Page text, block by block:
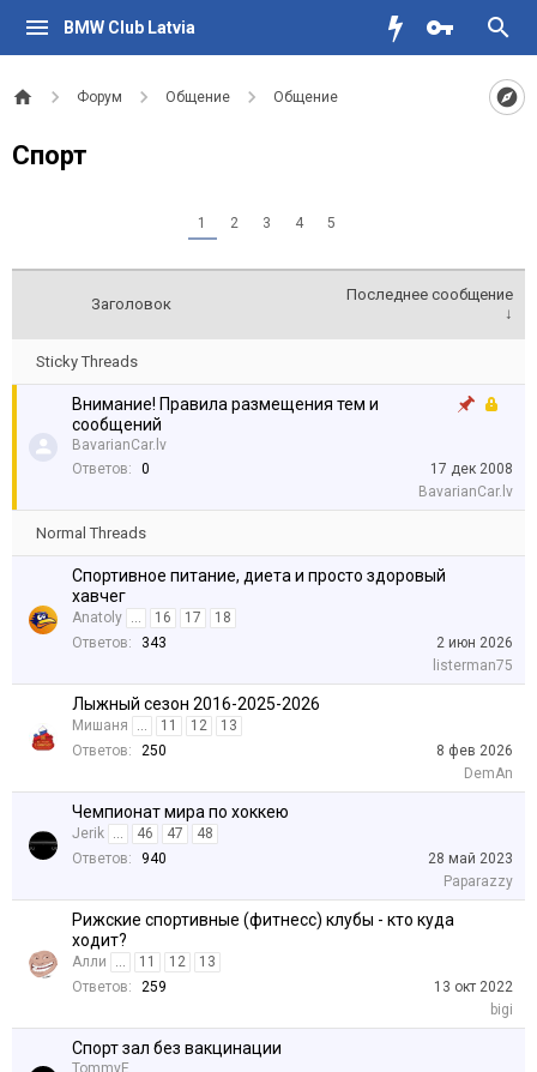
BMW Club Latvia
Форум Общение Общение
Спорт
1 2 3 4 5
Заголовок
Последнее сообщение
↓
Sticky Threads
Внимание! Правила размещения тем и
сообщений
BavarianCar.lv
Ответов:
0
17 дек 2008
BavarianCar.lv
Normal Threads
Спортивное питание, диета и просто здоровый
хавчег
Anatoly ... 16 17
18
Ответов:
343
2 июн 2026
listerman75
Лыжный сезон 2016-2025-2026
Мишаня ... 11 12
13
Ответов:
250
8 фев 2026
DemAn
Чемпионат мира по хоккею
Jerik ... 46 47
48
Ответов:
940
28 май 2023
Paparazzy
Рижские спортивные (фитнесс) клубы - кто куда
ходит?
Алли ... 11 12
13
Ответов:
259
13 окт 2022
bigi
Спорт зал без вакцинации
TommyE